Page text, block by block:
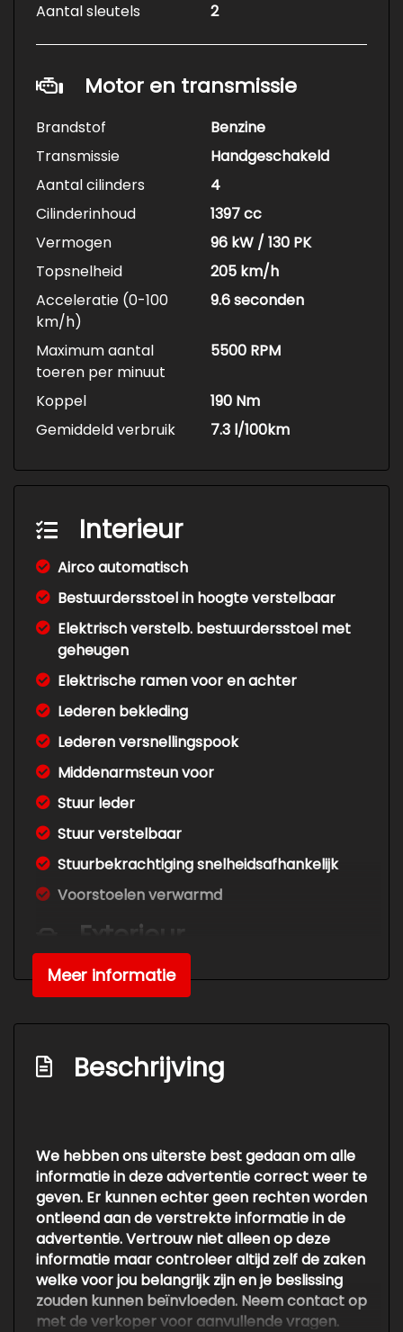
Aantal sleutels
2
Motor en transmissie
Brandstof
Benzine
Transmissie
Handgeschakeld
Aantal cilinders
4
Cilinderinhoud
1397 cc
Vermogen
96 kW / 130 PK
Topsnelheid
205 km/h
Acceleratie (0-100
km/h)
9.6 seconden
Maximum aantal
toeren per minuut
5500 RPM
Koppel
190 Nm
Gemiddeld verbruik
7.3 l/100km
Interieur
Airco automatisch
Bestuurdersstoel in hoogte verstelbaar
Elektrisch verstelb. bestuurdersstoel met
geheugen
Elektrische ramen voor en achter
Lederen bekleding
Lederen versnellingspook
Middenarmsteun voor
Stuur leder
Stuur verstelbaar
Stuurbekrachtiging snelheidsafhankelijk
Voorstoelen verwarmd
Exterieur
Buitenspiegels elektrisch verstel- en
verwarmbaar
Centrale vergrendeling
Dimlichten automatisch en regensensor
Lichtmetalen velgen 17"
Mistlampen voor
Panoramadak
Windscherm
Overige
Anti blokkeer systeem
Meer informatie
Beschrijving
We hebben ons uiterste best gedaan om alle
informatie in deze advertentie correct weer te
geven. Er kunnen echter geen rechten worden
ontleend aan de verstrekte informatie in de
advertentie. Vertrouw niet alleen op deze
informatie maar controleer altijd zelf de zaken
welke voor jou belangrijk zijn en je beslissing
zouden kunnen beïnvloeden. Neem contact op
met de verkoper voor aanvullende vragen.